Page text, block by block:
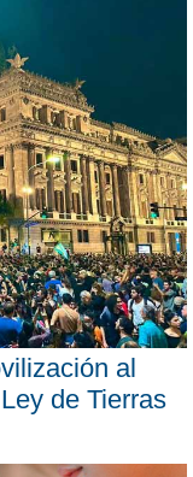
al
de Tierras